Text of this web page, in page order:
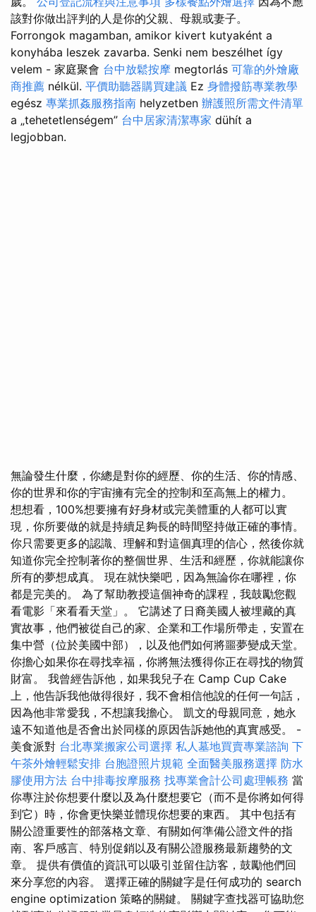
該對你做出評判的人是你的父親、母親或妻子。
Forrongok magamban, amikor kivert kutyaként a
konyhába leszek zavarba. Senki nem beszélhet így
velem - 家庭聚會 台中放鬆按摩 megtorlás 可靠的外燴廠
商推薦 nélkül. 平價助聽器購買建議 Ez 身體撥筋專業教學
egész 專業抓姦服務指南 helyzetben 辦護照所需文件清單
a „tehetetlenségem” 台中居家清潔專家 dühít a
legjobban.
無論發生什麼，你總是對你的經歷、你的生活、你的情感、
你的世界和你的宇宙擁有完全的控制和至高無上的權力。
想想看，100%想要擁有好身材或完美體重的人都可以實
現，你所要做的就是持續足夠長的時間堅持做正確的事情。
你只需要更多的認識、理解和對這個真理的信心，然後你就
知道你完全控制著你的整個世界、生活和經歷，你就能讓你
所有的夢想成真。 現在就快樂吧，因為無論你在哪裡，你
都是完美的。 為了幫助教授這個神奇的課程，我鼓勵您觀
看電影「來看看天堂」。 它講述了日裔美國人被埋藏的真
實故事，他們被從自己的家、企業和工作場所帶走，安置在
集中營（位於美國中部），以及他們如何將噩夢變成天堂。
你擔心如果你在尋找幸福，你將無法獲得你正在尋找的物質
財富。 我曾經告訴他，如果我兒子在 Camp Cup Cake
上，他告訴我他做得很好，我不會相信他說的任何一句話，
因為他非常愛我，不想讓我擔心。 凱文的母親同意，她永
遠不知道他是否會出於同樣的原因告訴她他的真實感受。 -
美食派對 台北專業搬家公司選擇 私人墓地買賣專業諮詢 下
午茶外燴輕鬆安排 台胞證照片規範 全面醫美服務選擇 防水
膠使用方法 台中排毒按摩服務 找專業會計公司處理帳務 當
你專注於你想要什麼以及為什麼想要它（而不是你將如何得
到它）時，你會更快樂並體現你想要的東西。 其中包括有
關公證重要性的部落格文章、有關如何準備公證文件的指
南、客戶感言、特別促銷以及有關公證服務最新趨勢的文
章。 提供有價值的資訊可以吸引並留住訪客，鼓勵他們回
來分享您的內容。 選擇正確的關鍵字是任何成功的 search
engine optimization 策略的關鍵。 關鍵字查找器可協助您